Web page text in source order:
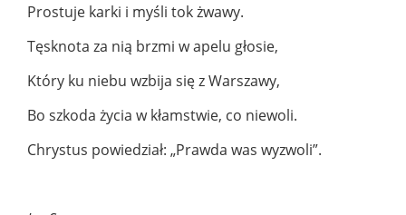
Prostuje karki i myśli tok żwawy.
Tęsknota za nią brzmi w apelu głosie,
Który ku niebu wzbija się z Warszawy,
Bo szkoda życia w kłamstwie, co niewoli.
Chrystus powiedział: „Prawda was wyzwoli”.